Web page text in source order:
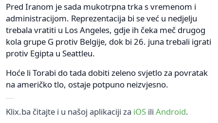
Pred Iranom je sada mukotrpna trka s vremenom i
administracijom. Reprezentacija bi se već u nedjelju
trebala vratiti u Los Angeles, gdje ih čeka meč drugog
kola grupe G protiv Belgije, dok bi 26. juna trebali igrati
protiv Egipta u Seattleu.
Hoće li Torabi do tada dobiti zeleno svjetlo za povratak
na američko tlo, ostaje potpuno neizvjesno.
Klix.ba čitajte i u našoj aplikaciji za iOS ili Android.